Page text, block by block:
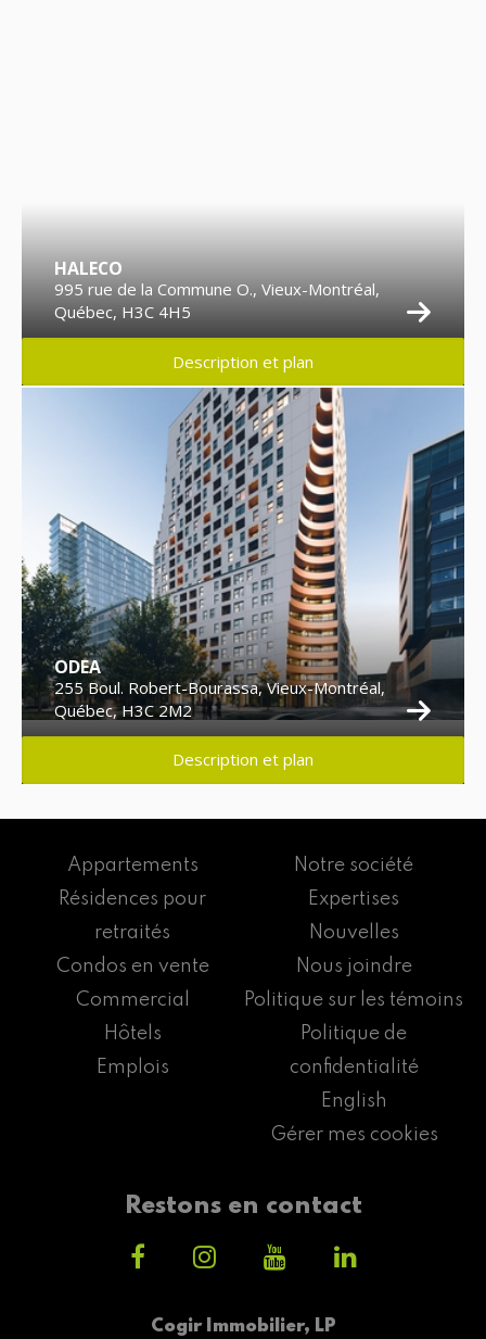
HALECO
995 rue de la Commune O., Vieux-Montréal,
Québec, H3C 4H5
Description et plan
ODEA
255 Boul. Robert-Bourassa, Vieux-Montréal,
Québec, H3C 2M2
Description et plan
Cogir Immobilier, LP
Appartements
Résidences pour
retraités
Condos en vente
Commercial
Hôtels
Emplois
Notre société
Expertises
Nouvelles
Nous joindre
Politique sur les témoins
Politique de
confidentialité
English
Gérer mes cookies
Restons en contact